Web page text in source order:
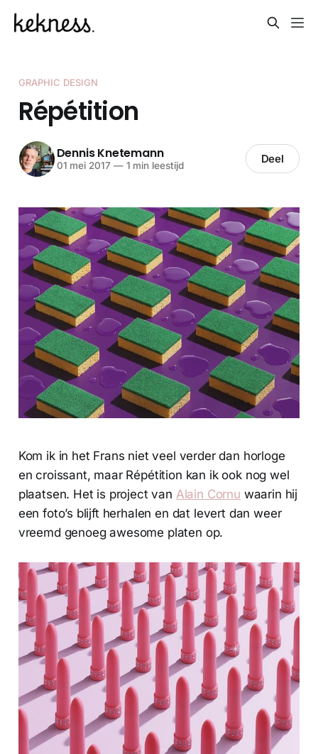
GRAPHIC DESIGN
Répétition
Dennis Knetemann
01 mei 2017 —1 min leestijd Deel
Kom ik in het Frans niet veel verder dan horloge
en croissant, maar Répétition kan ik ook nog wel
plaatsen. Het is project van Alain Cornu waarin hij
een foto’s blijft herhalen en dat levert dan weer
vreemd genoeg awesome platen op.